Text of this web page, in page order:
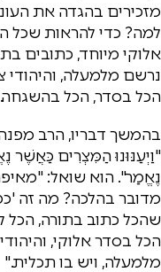
מזכירים בהגדה את
למה? כדי להראות שכל
אלוקי מיוחד, כתובים
נרשם מלמעלה, והיהודי
הכל בסדר, הכל
בהמשך דבריו, הרב
"וַיְעַנּוּנוּ הַמִּצְרִים כַּאֲשֶׁר
נֶאֱמַר". הוא שואל:
מדובר בהלכה? מה זה
שהכל כתוב בתורה, הכל
הכל בסדר אלוקי,
מלמעלה, ויש בו תכלית."